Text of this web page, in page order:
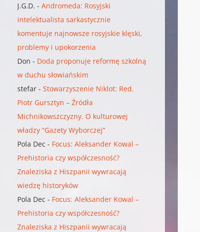
J.G.D. -Andromeda: Rosyjski
intelektualista sarkastycznie
komentuje najnowsze rosyjskie klęski,
problemy i upokorzenia
Don - Doda proponuje reformę szkolną
w duchu słowiańskim
stefar -Stowarzyszenie Niklot: Red.
Piotr Gursztyn – Źródła
Michnikowszczyzny. O kulturowej
władzy “Gazety Wyborczej”
Pola Dec - Focus: Aleksander Kowal –
Prehistoria czy współczesność?
Znaleziska z Hiszpanii wywracają
wiedzę historyków
Pola Dec - Focus: Aleksander Kowal –
Prehistoria czy współczesność?
Znaleziska z Hiszpanii wywracają